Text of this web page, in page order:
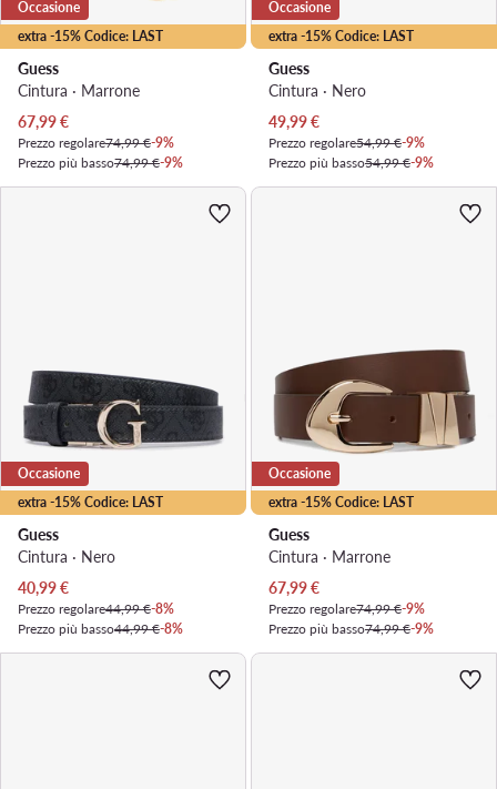
extra -15% Codice: LAST
Occasione
Guess
Cintura · Marrone
Prezzo attuale
67,99€
Prezzo regolare74,99 €-9%
Prezzo più basso74,99 €-9%
extra -15% Codice: LAST
Occasione
Guess
Cintura · Nero
Prezzo attuale
49,99€
Prezzo regolare54,99 €-9%
Prezzo più basso54,99 €-9%
extra -15% Codice: LAST
Occasione
Guess
Cintura · Nero
Prezzo attuale
40,99€
Prezzo regolare44,99 €-8%
Prezzo più basso44,99 €-8%
extra -15% Codice: LAST
Occasione
Guess
Cintura · Marrone
Prezzo attuale
67,99€
Prezzo regolare74,99 €-9%
Prezzo più basso74,99 €-9%